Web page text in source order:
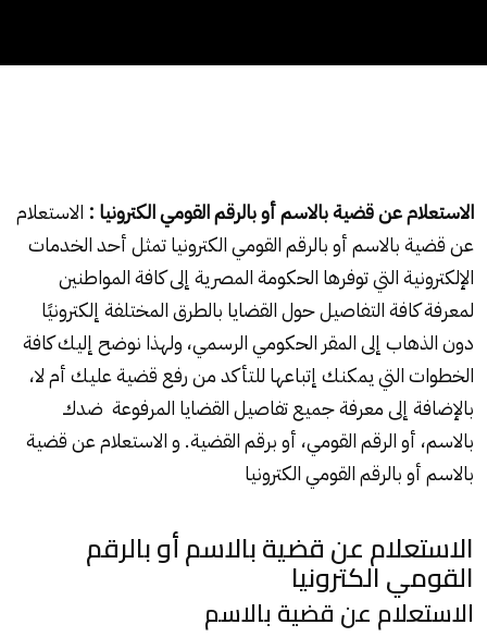
الاستعلام عن قضية بالاسم أو بالرقم القومي الكترونيا : الاستعلام
عن قضية بالاسم أو بالرقم القومي الكترونيا تمثل أحد الخدمات
الإلكترونية التي توفرها الحكومة المصرية إلى كافة المواطنين
لمعرفة كافة التفاصيل حول القضايا بالطرق المختلفة إلكترونيًا
دون الذهاب إلى المقر الحكومي الرسمي، ولهذا نوضح إليك كافة
الخطوات التي يمكنك إتباعها للتأكد من رفع قضية عليك أم لا،
بالإضافة إلى معرفة جميع تفاصيل القضايا المرفوعة ضدك
بالاسم، أو الرقم القومي، أو برقم القضية. و الاستعلام عن قضية
بالاسم أو بالرقم القومي الكترونيا
الاستعلام عن قضية بالاسم أو بالرقم
القومي الكترونيا
الاستعلام عن قضية بالاسم